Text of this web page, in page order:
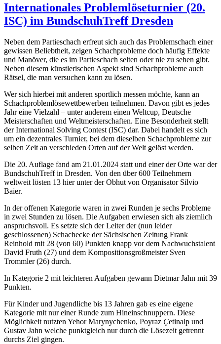
Internationales Problemlöseturnier (20.
ISC) im BundschuhTreff Dresden
Neben dem Partieschach erfreut sich auch das Problemschach einer
gewissen Beliebtheit, zeigen Schachprobleme doch häufig Effekte
und Manöver, die es im Partieschach selten oder nie zu sehen gibt.
Neben diesem künstlerischen Aspekt sind Schachprobleme auch
Rätsel, die man versuchen kann zu lösen.
Wer sich hierbei mit anderen sportlich messen möchte, kann an
Schachproblemlösewettbewerben teilnehmen. Davon gibt es jedes
Jahr eine Vielzahl – unter anderem einen Weltcup, Deutsche
Meisterschaften und Weltmeisterschaften. Eine Besonderheit stellt
der International Solving Contest (ISC) dar. Dabei handelt es sich
um ein dezentrales Turnier, bei dem dieselben Schachprobleme zur
selben Zeit an verschieden Orten auf der Welt gelöst werden.
Die 20. Auflage fand am 21.01.2024 statt und einer der Orte war der
BundschuhTreff in Dresden. Von den über 600 Teilnehmern
weltweit lösten 13 hier unter der Obhut von Organisator Silvio
Baier.
In der offenen Kategorie waren in zwei Runden je sechs Probleme
in zwei Stunden zu lösen. Die Aufgaben erwiesen sich als ziemlich
anspruchsvoll. Es setzte sich der Leiter der (nun leider
geschlossenen) Schachecke der Sächsischen Zeitung Frank
Reinhold mit 28 (von 60) Punkten knapp vor dem Nachwuchstalent
David Fruth (27) und dem Kompositionsgroßmeister Sven
Trommler (26) durch.
In Kategorie 2 mit leichteren Aufgaben gewann Dietmar Jahn mit 39
Punkten.
Für Kinder und Jugendliche bis 13 Jahren gab es eine eigene
Kategorie mit nur einer Runde zum Hineinschnuppern. Diese
Möglichkeit nutzten Yehor Marynychenko, Poyraz Çetinalp und
Gustav Jahn welche punktgleich nur durch die Lösezeit getrennt
durchs Ziel gingen.